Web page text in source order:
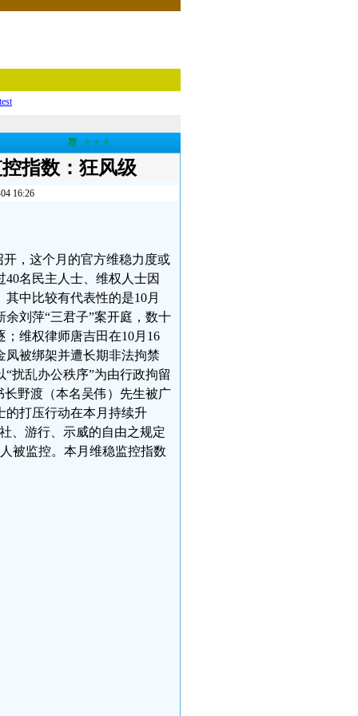
test
荐 ★★★
指数：狂风级
16:26
，这个月的官方维稳力度或
名民主人士、维权人士因
中比较有代表性的是10月
刘萍“三君子”案开庭，数十
维权律师唐吉田在10月16
凤被绑架并遭长期非法拘禁
扰乱办公秩序”为由行政拘留
野渡（本名吴伟）先生被广
的打压行动在本月持续升
、游行、示威的自由之规定
被监控。本月维稳监控指数